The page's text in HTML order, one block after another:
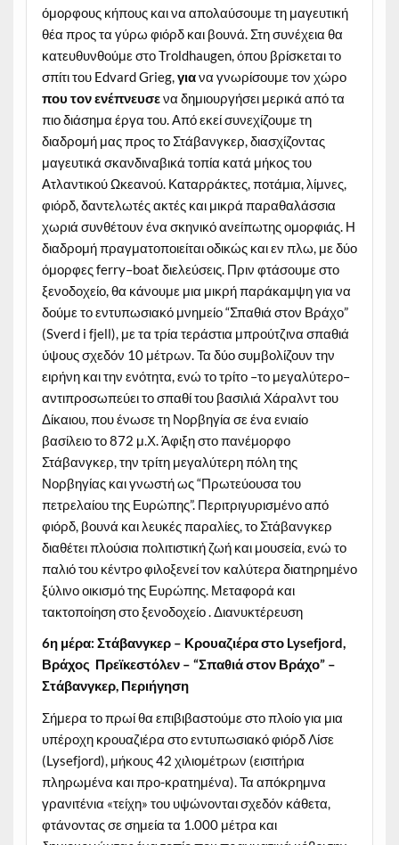
όμορφους κήπους και να απολαύσουμε τη μαγευτική
θέα προς τα γύρω φιόρδ και βουνά. Στη συνέχεια θα
κατευθυνθούμε στο Troldhaugen, όπου βρίσκεται το
σπίτι του Edvard Grieg,γιανα γνωρίσουμε τον χώρο
που τον ενέπνευσενα δημιουργήσει μερικά από τα
πιο διάσημα έργα του. Από εκεί συνεχίζουμε τη
διαδρομή μας προς το Στάβανγκερ, διασχίζοντας
μαγευτικά σκανδιναβικά τοπία κατά μήκος του
Ατλαντικού Ωκεανού. Καταρράκτες, ποτάμια, λίμνες,
φιόρδ, δαντελωτές ακτές και μικρά παραθαλάσσια
χωριά συνθέτουν ένα σκηνικό ανείπωτης ομορφιάς. Η
διαδρομή πραγματοποιείται οδικώς και εν πλω, με δύο
όμορφες ferry–boat διελεύσεις. Πριν φτάσουμε στο
ξενοδοχείο, θα κάνουμε μια μικρή παράκαμψη για να
δούμε το εντυπωσιακό μνημείο “Σπαθιά στον Βράχο”
(Sverd i fjell), με τα τρία τεράστια μπρούτζινα σπαθιά
ύψους σχεδόν 10 μέτρων. Τα δύο συμβολίζουν την
ειρήνη και την ενότητα, ενώ το τρίτο –το μεγαλύτερο–
αντιπροσωπεύει το σπαθί του βασιλιά Χάραλντ του
Δίκαιου, που ένωσε τη Νορβηγία σε ένα ενιαίο
βασίλειο το 872 μ.Χ. Άφιξη στο πανέμορφο
Στάβανγκερ, την τρίτη μεγαλύτερη πόλη της
Νορβηγίας και γνωστή ως “Πρωτεύουσα του
πετρελαίου της Ευρώπης”. Περιτριγυρισμένο από
φιόρδ, βουνά και λευκές παραλίες, το Στάβανγκερ
διαθέτει πλούσια πολιτιστική ζωή και μουσεία, ενώ το
παλιό του κέντρο φιλοξενεί τον καλύτερα διατηρημένο
ξύλινο οικισμό της Ευρώπης. Μεταφορά και
τακτοποίηση στο ξενοδοχείο . Διανυκτέρευση
6η μέρα: Στάβανγκερ – Κρουαζιέρα στο Lysefjord,
Βράχος Πρεϊκεστόλεν – “Σπαθιά στον Βράχο” –
Στάβανγκερ, Περιήγηση
Σήμερα το πρωί θα επιβιβαστούμε στο πλοίο για μια
υπέροχη κρουαζιέρα στο εντυπωσιακό φιόρδ Λίσε
(Lysefjord), μήκους 42 χιλιομέτρων (εισιτήρια
πληρωμένα και προ-κρατημένα). Τα απόκρημνα
γρανιτένια «τείχη» του υψώνονται σχεδόν κάθετα,
φτάνοντας σε σημεία τα 1.000 μέτρα και